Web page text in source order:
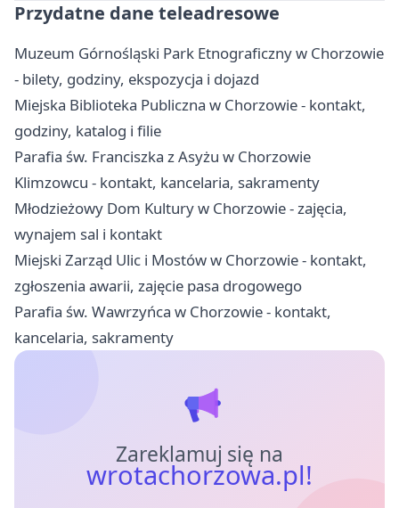
Przydatne dane teleadresowe
Muzeum Górnośląski Park Etnograficzny w Chorzowie
- bilety, godziny, ekspozycja i dojazd
Miejska Biblioteka Publiczna w Chorzowie - kontakt,
godziny, katalog i filie
Parafia św. Franciszka z Asyżu w Chorzowie
Klimzowcu - kontakt, kancelaria, sakramenty
Młodzieżowy Dom Kultury w Chorzowie - zajęcia,
wynajem sal i kontakt
Miejski Zarząd Ulic i Mostów w Chorzowie - kontakt,
zgłoszenia awarii, zajęcie pasa drogowego
Parafia św. Wawrzyńca w Chorzowie - kontakt,
kancelaria, sakramenty
Zareklamuj się na
wrotachorzowa.pl!